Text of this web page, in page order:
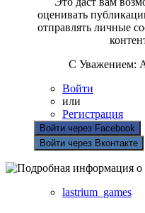
оценивать
отправлять личные
С Уважением:
Войти
или
Регистрация
Войти через Facebook
Войти через Вконтакте
lastrium_games